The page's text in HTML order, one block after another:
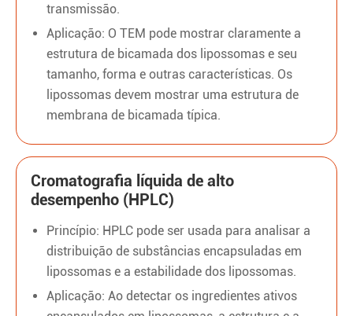
transmissão.
Aplicação: O TEM pode mostrar claramente a
estrutura de bicamada dos lipossomas e seu
tamanho, forma e outras características. Os
lipossomas devem mostrar uma estrutura de
membrana de bicamada típica.
Cromatografia líquida de alto
desempenho (HPLC)
Princípio: HPLC pode ser usada para analisar a
distribuição de substâncias encapsuladas em
lipossomas e a estabilidade dos lipossomas.
Aplicação: Ao detectar os ingredientes ativos